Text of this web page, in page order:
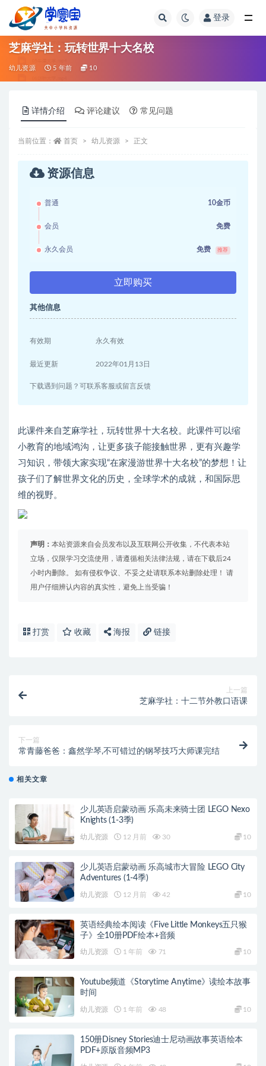
登录
芝麻学社：玩转世界十大名校
幼儿资源 5 年前 10
详情介绍 评论建议 常见问题
当前位置： 首页 幼儿资源 正文
资源信息
普通 10金币
会员 免费
永久会员 免费 推荐
立即购买
其他信息
有效期 永久有效
最近更新 2022年01月13日
下载遇到问题？可联系客服或留言反馈
此课件来自芝麻学社，玩转世界十大名校。此课件可以缩
小教育的地域鸿沟，让更多孩子能接触世界，更有兴趣学
习知识，带领大家实现“在家漫游世界十大名校”的梦想！让
孩子们了解世界文化的历史，全球学术的成就，和国际思
维的视野。
声明： 本站资源来自会员发布以及互联网公开收集，不代表本站
立场，仅限学习交流使用，请遵循相关法律法规，请在下载后24
小时内删除。 如有侵权争议、不妥之处请联系本站删除处理！ 请
用户仔细辨认内容的真实性，避免上当受骗！
打赏 收藏 海报 链接
上一篇
芝麻学社：十二节外教口语课
下一篇
常青藤爸爸：鑫然学琴,不可错过的钢琴技巧大师课完结
相关文章
少儿英语启蒙动画 乐高未来骑士团 LEGO Nexo
Knights (1-3季)
幼儿资源 12 月前 30 10
少儿英语启蒙动画 乐高城市大冒险 LEGO City
Adventures (1-4季)
幼儿资源 12 月前 42 10
英语经典绘本阅读《Five Little Monkeys五只猴
子》全10册PDF绘本+音频
幼儿资源 1 年前 71 10
Youtube频道《Storytime Anytime》读绘本故事
时间
幼儿资源 1 年前 48 10
150册Disney Stories迪士尼动画故事英语绘本
PDF+原版音频MP3
全部